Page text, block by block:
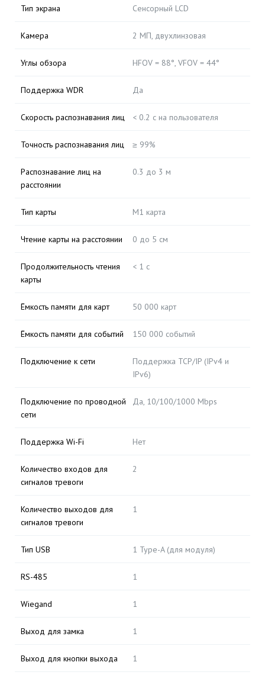
Тип экрана Сенсорный LCD
Камера 2 МП, двухлинзовая
Углы обзора HFOV = 88°, VFOV = 44°
Поддержка WDR Да
Скорость распознавания лиц < 0.2 с на пользователя
Точность распознавания лиц ≥ 99%
Распознавание лиц на
расстоянии
0.3 до 3 м
Тип карты M1 карта
Чтение карты на расстоянии 0 до 5 см
Продолжительность чтения
карты
< 1 с
Ёмкость памяти для карт 50 000 карт
Ёмкость памяти для событий 150 000 событий
Подключение к сети
Поддержка TCP/IP (IPv4 и
IPv6)
Подключение по проводной
сети
Да, 10/100/1000 Mbps
Поддержка Wi-Fi Нет
Количество входов для
сигналов тревоги
2
Количество выходов для
сигналов тревоги
1
Тип USB 1 Type-A (для модуля)
RS-485 1
Wiegand 1
Выход для замка 1
Выход для кнопки выхода 1